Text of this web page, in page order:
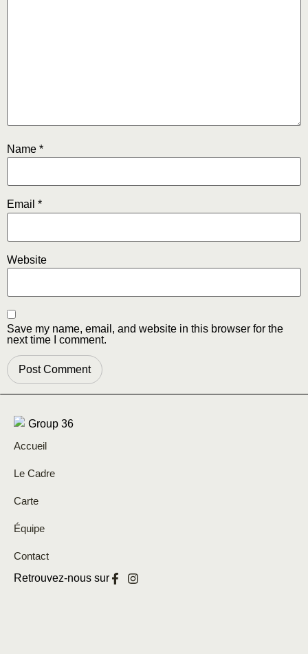
Name *
Email *
Website
Save my name, email, and website in this browser for the
next time I comment.
Accueil
Le Cadre
Carte
Équipe
Contact
Retrouvez-nous sur